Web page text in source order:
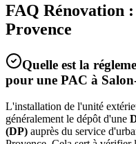
FAQ Rénovation
Provence
Quelle est la
pour une PAC à
L'installation de l'unité
généralement le dépôt d'une
(DP) auprès du service